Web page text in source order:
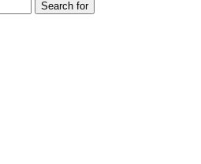
Search for